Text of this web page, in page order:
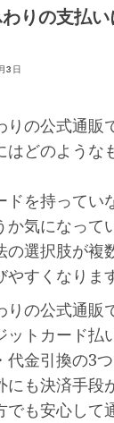
りの支払
3日
りの公式通販
はどのような
ドを持ってい
気になって
の選択肢が複
すくなりま
りの公式通販
ットカード払
金引換の3つ
にも決済手段
も安心して